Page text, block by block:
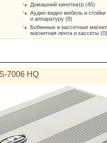
Домашний кинотеатр (45)
Аудио-видео мебель и стойки
и аппаратуру (8)
Бобинные и кассетные
магнитная лента и кассеты (0)
7006 HQ